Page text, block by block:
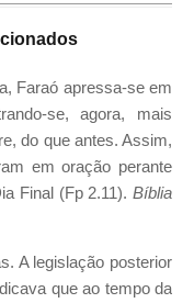
Faraó apressa-se em
se, agora, mais
do que antes. Assim,
em oração perante
Final (Fp 2.11). Bíblia
A legislação posterior
que ao tempo da